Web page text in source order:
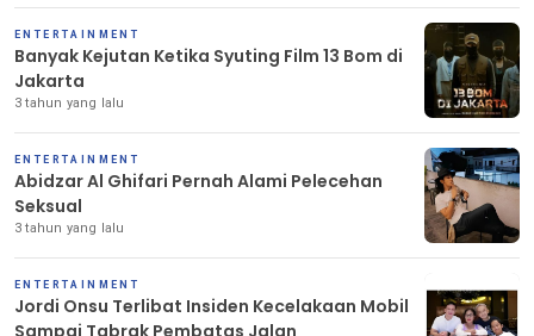
ENTERTAINMENT
Banyak Kejutan Ketika Syuting Film 13 Bom di
Jakarta
3 tahun yang lalu
ENTERTAINMENT
Abidzar Al Ghifari Pernah Alami Pelecehan
Seksual
3 tahun yang lalu
ENTERTAINMENT
Jordi Onsu Terlibat Insiden Kecelakaan Mobil